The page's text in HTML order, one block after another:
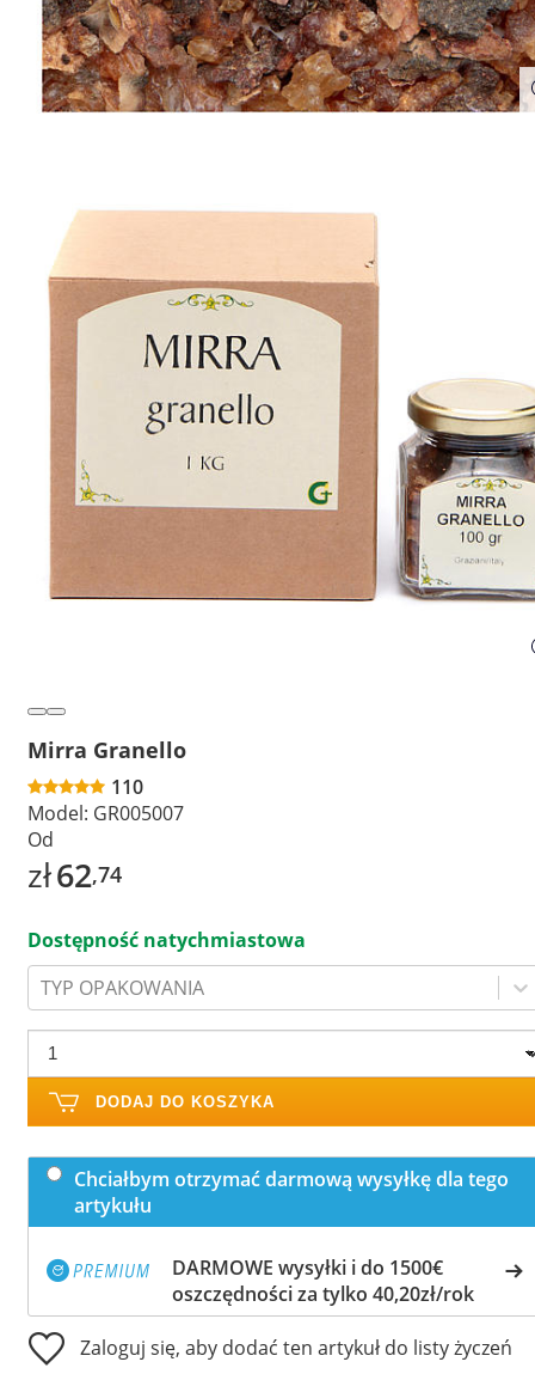
Mirra Granello
110
Model: GR005007
Od
zł62,74
Dostępność natychmiastowa
TYP OPAKOWANIA
DODAJ DO KOSZYKA
Chciałbym otrzymać darmową wysyłkę dla tego
artykułu
DARMOWE wysyłki i do 1500€
oszczędności za tylko 40,20zł/rok
Zaloguj się, aby dodać ten artykuł do listy życzeń